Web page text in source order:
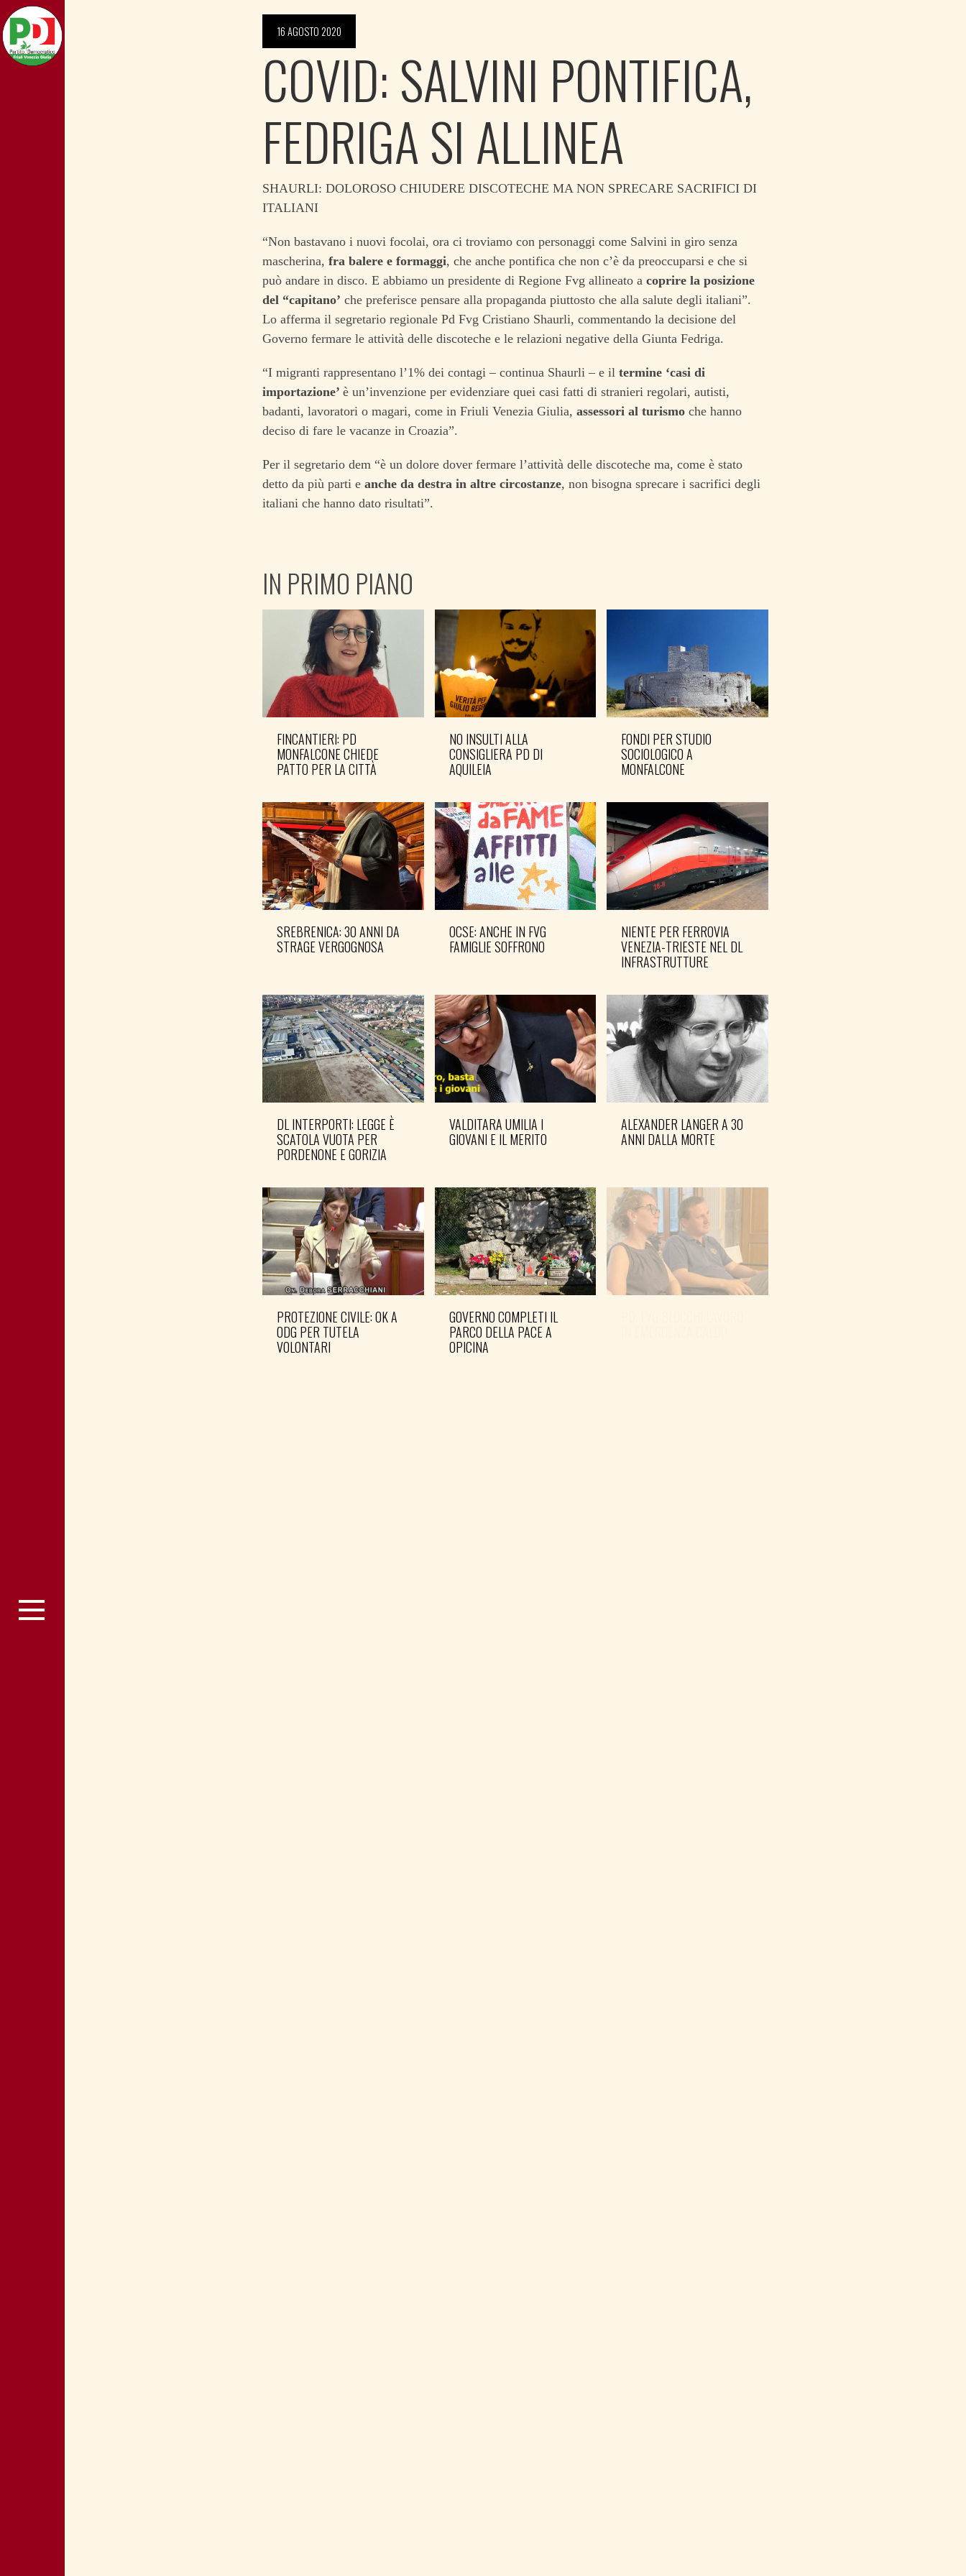
16 AGOSTO 2020
COVID: SALVINI PONTIFICA,
FEDRIGA SI ALLINEA
SHAURLI: DOLOROSO CHIUDERE DISCOTECHE MA NON SPRECARE SACRIFICI DI
ITALIANI
“Non bastavano i nuovi focolai, ora ci troviamo con personaggi come Salvini in giro senza
mascherina, fra balere e formaggi, che anche pontifica che non c’è da preoccuparsi e che si
può andare in disco. E abbiamo un presidente di Regione Fvg allineato a coprire la posizione
del “capitano’ che preferisce pensare alla propaganda piuttosto che alla salute degli italiani”.
Lo afferma il segretario regionale Pd Fvg Cristiano Shaurli, commentando la decisione del
Governo fermare le attività delle discoteche e le relazioni negative della Giunta Fedriga.
“I migranti rappresentano l’1% dei contagi – continua Shaurli – e il termine ‘casi di
importazione’ è un’invenzione per evidenziare quei casi fatti di stranieri regolari, autisti,
badanti, lavoratori o magari, come in Friuli Venezia Giulia, assessori al turismoche hanno
deciso di fare le vacanze in Croazia”.
Per il segretario dem “è un dolore dover fermare l’attività delle discoteche ma, come è stato
detto da più parti e anche da destra in altre circostanze, non bisogna sprecare i sacrifici degli
italiani che hanno dato risultati”.
IN PRIMO PIANO
FINCANTIERI: PD
MONFALCONE CHIEDE
PATTO PER LA CITTÀ
NO INSULTI ALLA
CONSIGLIERA PD DI
AQUILEIA
FONDI PER STUDIO
SOCIOLOGICO A
MONFALCONE
SREBRENICA: 30 ANNI DA
STRAGE VERGOGNOSA
OCSE: ANCHE IN FVG
FAMIGLIE SOFFRONO
NIENTE PER FERROVIA
VENEZIA-TRIESTE NEL DL
INFRASTRUTTURE
DL INTERPORTI: LEGGE È
SCATOLA VUOTA PER
PORDENONE E GORIZIA
VALDITARA UMILIA I
GIOVANI E IL MERITO
ALEXANDER LANGER A 30
ANNI DALLA MORTE
PROTEZIONE CIVILE: OK A
ODG PER TUTELA
VOLONTARI
GOVERNO COMPLETI IL
PARCO DELLA PACE A
OPICINA